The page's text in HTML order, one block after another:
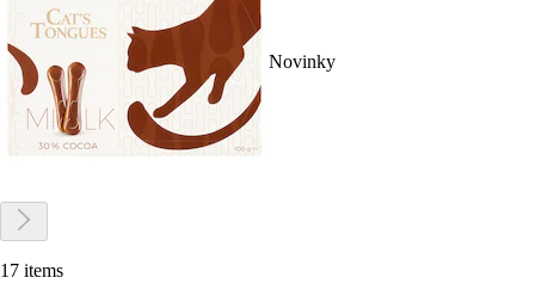
Novinky
17 items